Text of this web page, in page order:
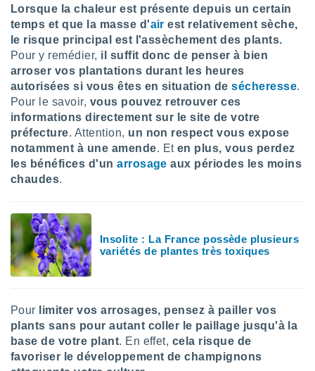
la
du
en
de
votre
en
le
des
au
web.
les
Lorsque la chaleur est présente depuis un certain
temps et que la masse d'air est relativement sèche,
le risque principal est l'assèchement des plants.
Pour y remédier, il suffit donc de penser à bien
arroser vos plantations durant les heures
autorisées si vous êtes en situation desécheresse.
Pour le savoir, vous pouvez retrouver ces
informations directement sur le site de votre
préfecture. Attention, un non respect vous expose
notamment à une amende. Et en plus, vous perdez
les bénéfices d'unarrosage aux périodes les moins
chaudes.
Insolite : La France possède plusieurs
variétés de plantes très toxiques
Pour limiter vos arrosages, pensez à pailler vos
plants sans pour autant coller le paillage jusqu'à la
base de votre plant. En effet, cela risque de
favoriser le développement de champignons